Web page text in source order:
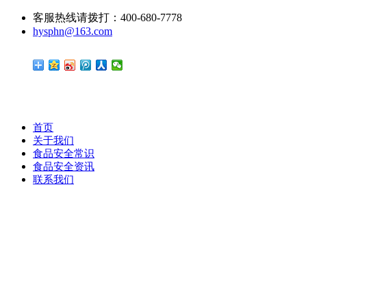
客服热线请拨打：400-680-7778
hysphn@163.com
首页
关于我们
食品安全常识
食品安全资讯
联系我们